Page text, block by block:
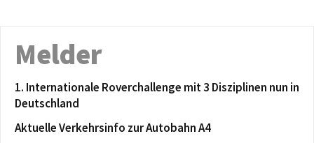
Melder
1. Internationale Roverchallenge mit 3 Disziplinen nun in
Deutschland
Aktuelle Verkehrsinfo zur Autobahn A4